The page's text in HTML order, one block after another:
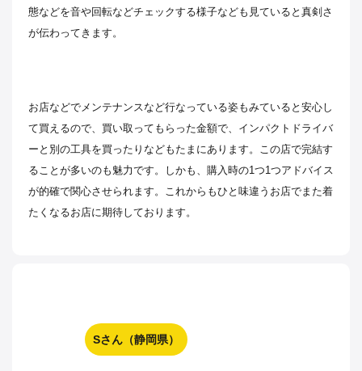
態などを音や回転などチェックする様子なども見ていると真剣さ
が伝わってきます。
お店などでメンテナンスなど行なっている姿もみていると安心し
て買えるので、買い取ってもらった金額で、インパクトドライバ
ーと別の工具を買ったりなどもたまにあります。この店で完結す
ることが多いのも魅力です。しかも、購入時の1つ1つアドバイス
が的確で関心させられます。これからもひと味違うお店でまた着
たくなるお店に期待しております。
Sさん（静岡県）